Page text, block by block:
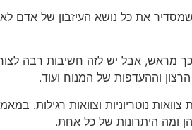
את כל נושא העיזבון של אדם
מראש, אבל יש לזה חשיבות רבה
וההעדפות של המנוח ועוד.
נוטריוניות וצוואות רגילות.
ומה היתרונות של כל אחת.